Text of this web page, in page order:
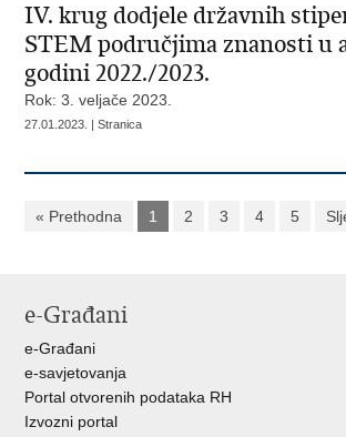
IV. krug dodjele državnih
STEM područjima znanosti u
godini 2022./2023.
Rok: 3. veljače 2023.
27.01.2023. | Stranica
« Prethodna 1 2 3 4 5
e-Građani
e-Građani
e-savjetovanja
Portal otvorenih podataka RH
Izvozni portal